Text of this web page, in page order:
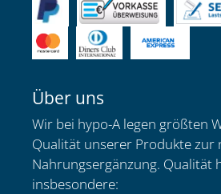
Über uns
Wir bei hypo-A legen größten
Qualität unserer Produkte zur
Nahrungsergänzung. Qualität
insbesondere: